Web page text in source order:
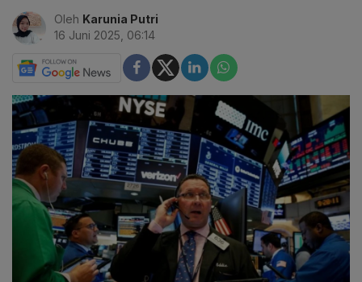
Oleh Karunia Putri
16 Juni 2025, 06:14